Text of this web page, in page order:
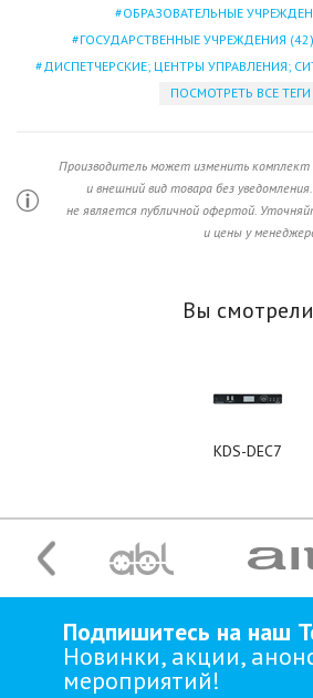
ОБРАЗОВАТЕЛЬНЫЕ
ГОСУДАРСТВЕННЫЕ УЧРЕЖДЕНИЯ (42)
ДИСПЕТЧЕРСКИЕ; ЦЕНТРЫ УПРАВЛЕНИЯ;
ПОСМОТРЕТЬ ВСЕ ТЕГИ
Производитель может изменить комплект
и внешний вид товара без
не является публичной офертой.
и цены у
Вы смотрели
KDS-DEC7
Подпишитесь на наш
Новинки, акции,
мероприятий!